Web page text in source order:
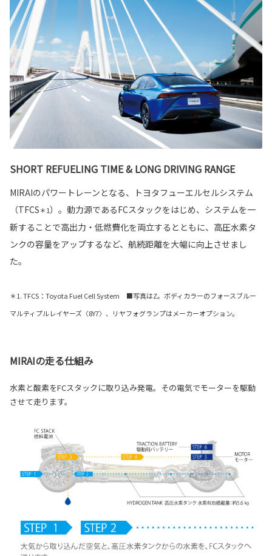
SHORT REFUELING TIME & LONG DRIVING RANGE
MIRAIのパワートレーンとなる、トヨタフューエルセルシステム
（TFCS＊1）。動力源であるFCスタックをはじめ、システムを一
新することで高出力・低燃費化を両立するとともに、高圧水素タ
ンクの容量をアップするなど、航続距離を大幅に向上させまし
た。
＊1. TFCS：Toyota Fuel Cell System ■写真はZ。ボディカラーのフォースブルー
マルティプルレイヤーズ〈8Y7〉、リヤフォグランプはメーカーオプション。
MIRAIの走る仕組み
水素と酸素をFCスタックに取り込み発電。その電気でモーターを駆動
させて走ります。